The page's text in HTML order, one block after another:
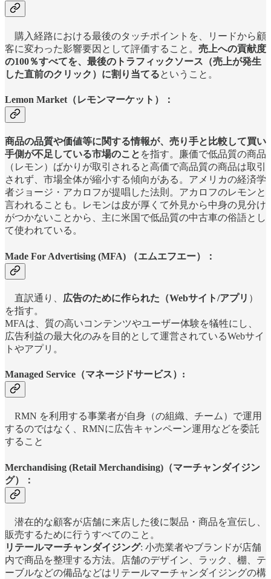
購入経路における最後のタッチポイントを、リードから顧
客に変わった影響要因として評価すること。 売上への貢献度
の100％すべてを、最後のトラフィックソース（売上が発生
した直前のクリック）に割り当てるということ。
Lemon Market（レモンマーケット）：
商品の品質や価値等に関する情報が、売り手と比較して買い
手側が不足している市場のこと を指す。廉価で低品質の商品
（レモン）ばかりが取引されると高価で高品質の商品は取引
されず、市場全体が縮小する傾向がある。アメリカの経済学
者ジョージ・アカロフが提唱した法則。アカロフのレモンと
言われることも。レモンは皮が厚くて外見から中身の見分け
がつかないことから、主に米国で低品質の中古車の俗語とし
て使われている。
Made For Advertising (MFA) （エムエフエー）：
直訳通り、 広告のために作られた（Webサイト/アプリ ）
を指す。
MFAは、質の高いコンテンツやユーザー体験を犠牲にし、
広告利益の最大化のみを目的として運営されているWebサイ
トやアプリ。
Managed Service（マネージドサービス）:
RMN を利用する事業者が自身（の組織、チーム）で運用
するのではなく、RMNに広告キャンペーン運用などを委託
すること
Merchandising (Retail Merchandising)（マーチャンダイジン
グ）：
潜在的な顧客が店舗に来店した後に製品・商品を宣伝し、
販売するために行うすべてのこと。
リテールマーチャンダイジング: 小売業者やブランドが店舗
内で商品を整理する方法。店舗のデザイン、ラック、棚、テ
ーブルなどの備品などはリテールマーチャンダイジングの構